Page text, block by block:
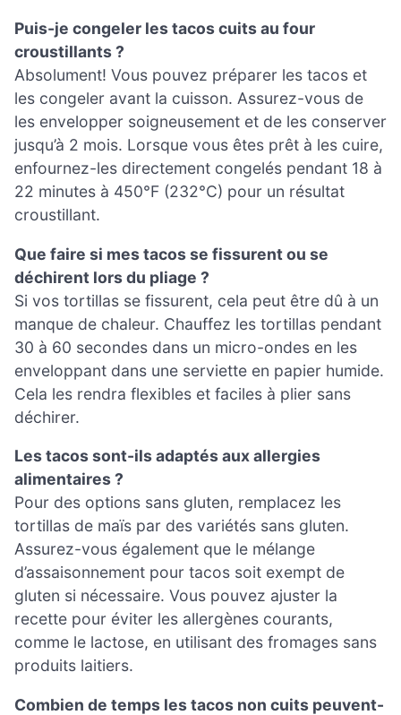
Puis-je congeler les tacos cuits au four
croustillants ?
Absolument! Vous pouvez préparer les tacos et
les congeler avant la cuisson. Assurez-vous de
les envelopper soigneusement et de les conserver
jusqu’à 2 mois. Lorsque vous êtes prêt à les cuire,
enfournez-les directement congelés pendant 18 à
22 minutes à 450°F (232°C) pour un résultat
croustillant.
Que faire si mes tacos se fissurent ou se
déchirent lors du pliage ?
Si vos tortillas se fissurent, cela peut être dû à un
manque de chaleur. Chauffez les tortillas pendant
30 à 60 secondes dans un micro-ondes en les
enveloppant dans une serviette en papier humide.
Cela les rendra flexibles et faciles à plier sans
déchirer.
Les tacos sont-ils adaptés aux allergies
alimentaires ?
Pour des options sans gluten, remplacez les
tortillas de maïs par des variétés sans gluten.
Assurez-vous également que le mélange
d’assaisonnement pour tacos soit exempt de
gluten si nécessaire. Vous pouvez ajuster la
recette pour éviter les allergènes courants,
comme le lactose, en utilisant des fromages sans
produits laitiers.
Combien de temps les tacos non cuits peuvent-